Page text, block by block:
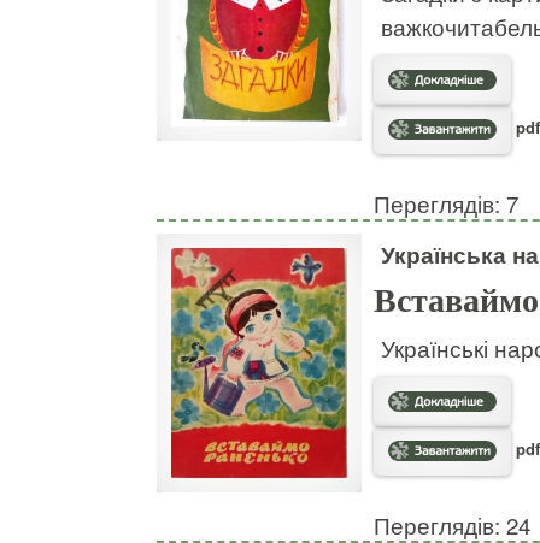
Переглядів: 7
Українська
Українські
Переглядів: 24